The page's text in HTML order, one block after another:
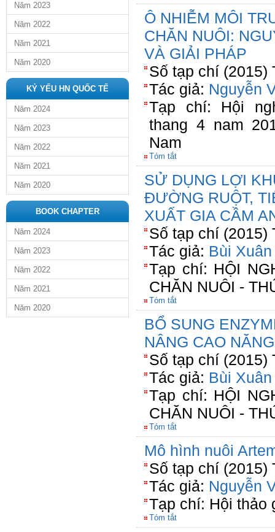
Năm 2023
Năm 2022
Năm 2021
Năm 2020
KỶ YẾU HN QUỐC TẾ
Năm 2024
Năm 2023
Năm 2022
Năm 2021
Năm 2020
BOOK CHAPTER
Năm 2024
Năm 2023
Năm 2022
Năm 2021
Năm 2020
Ô NHIỄM MÔI
CHĂN NUÔI:
VÀ GIẢI PHÁP
Số tạp chí (2015)
Tác giả: Nguyễn
Tạp chí: Hội
thang 4 nam
Nam
Tóm tắt
SỬ DỤNG LỢI
ĐƯỜNG RUỘT,
XUẤT GIA CẦM
Số tạp chí (2015)
Tác giả: Bùi
Tạp chí: HỘI
CHĂN NUÔI -
Tóm tắt
BỔ SUNG
NÂNG CAO
Số tạp chí (2015)
Tác giả: Bùi
Tạp chí: HỘI
CHĂN NUÔI -
Tóm tắt
Mô hình nuôi
Số tạp chí (2015)
Tác giả: Nguyễn
Tạp chí: Hội thảo
Tóm tắt